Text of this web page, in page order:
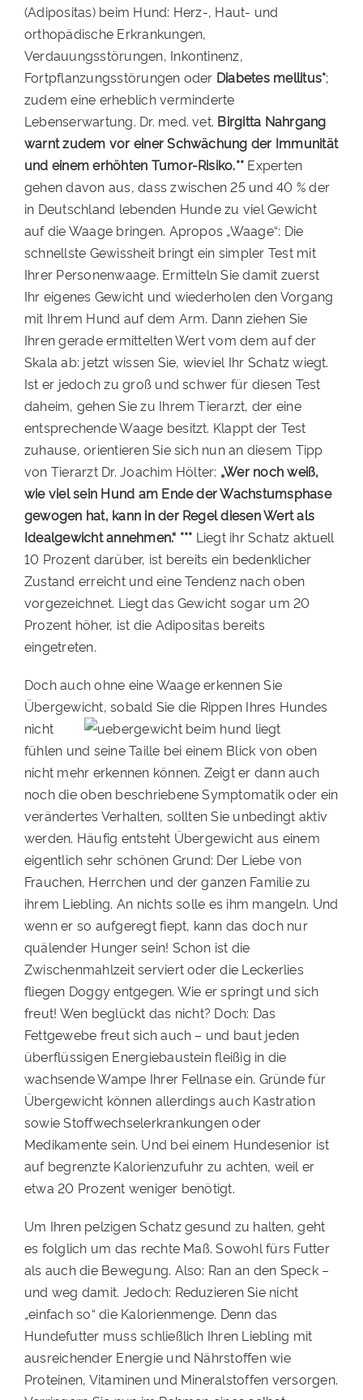
(Adipositas) beim Hund: Herz-, Haut- und
orthopädische Erkrankungen,
Verdauungsstörungen, Inkontinenz,
Fortpflanzungsstörungen oder Diabetes mellitus*;
zudem eine erheblich verminderte
Lebenserwartung. Dr. med. vet. Birgitta Nahrgang
warnt zudem vor einer Schwächung der Immunität
und einem erhöhten Tumor-Risiko.** Experten
gehen davon aus, dass zwischen 25 und 40 % der
in Deutschland lebenden Hunde zu viel Gewicht
auf die Waage bringen. Apropos „Waage“: Die
schnellste Gewissheit bringt ein simpler Test mit
Ihrer Personenwaage. Ermitteln Sie damit zuerst
Ihr eigenes Gewicht und wiederholen den Vorgang
mit Ihrem Hund auf dem Arm. Dann ziehen Sie
Ihren gerade ermittelten Wert vom dem auf der
Skala ab: jetzt wissen Sie, wieviel Ihr Schatz wiegt.
Ist er jedoch zu groß und schwer für diesen Test
daheim, gehen Sie zu Ihrem Tierarzt, der eine
entsprechende Waage besitzt. Klappt der Test
zuhause, orientieren Sie sich nun an diesem Tipp
von Tierarzt Dr. Joachim Hölter: „Wer noch weiß,
wie viel sein Hund am Ende der Wachstumsphase
gewogen hat, kann in der Regel diesen Wert als
Idealgewicht annehmen.“ *** Liegt ihr Schatz aktuell
10 Prozent darüber, ist bereits ein bedenklicher
Zustand erreicht und eine Tendenz nach oben
vorgezeichnet. Liegt das Gewicht sogar um 20
Prozent höher, ist die Adipositas bereits
eingetreten.
Doch auch ohne eine Waage erkennen Sie
Übergewicht, sobald Sie die Rippen Ihres Hundes
nicht
fühlen und seine Taille bei einem Blick von oben
nicht mehr erkennen können. Zeigt er dann auch
noch die oben beschriebene Symptomatik oder ein
verändertes Verhalten, sollten Sie unbedingt aktiv
werden. Häufig entsteht Übergewicht aus einem
eigentlich sehr schönen Grund: Der Liebe von
Frauchen, Herrchen und der ganzen Familie zu
ihrem Liebling. An nichts solle es ihm mangeln. Und
wenn er so aufgeregt fiept, kann das doch nur
quälender Hunger sein! Schon ist die
Zwischenmahlzeit serviert oder die Leckerlies
fliegen Doggy entgegen. Wie er springt und sich
freut! Wen beglückt das nicht? Doch: Das
Fettgewebe freut sich auch – und baut jeden
überflüssigen Energiebaustein fleißig in die
wachsende Wampe Ihrer Fellnase ein. Gründe für
Übergewicht können allerdings auch Kastration
sowie Stoffwechselerkrankungen oder
Medikamente sein. Und bei einem Hundesenior ist
auf begrenzte Kalorienzufuhr zu achten, weil er
etwa 20 Prozent weniger benötigt.
Um Ihren pelzigen Schatz gesund zu halten, geht
es folglich um das rechte Maß. Sowohl fürs Futter
als auch die Bewegung. Also: Ran an den Speck –
und weg damit. Jedoch: Reduzieren Sie nicht
„einfach so“ die Kalorienmenge. Denn das
Hundefutter muss schließlich Ihren Liebling mit
ausreichender Energie und Nährstoffen wie
Proteinen, Vitaminen und Mineralstoffen versorgen.